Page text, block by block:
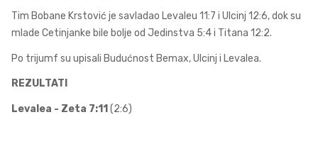
Tim Bobane Krstović je savladao Levaleu 11:7 i Ulcinj 12:6, dok su
mlade Cetinjanke bile bolje od Jedinstva 5:4 i Titana 12:2.
Po trijumf su upisali Budućnost Bemax, Ulcinj i Levalea.
REZULTATI
Levalea - Zeta 7:11 (2:6)